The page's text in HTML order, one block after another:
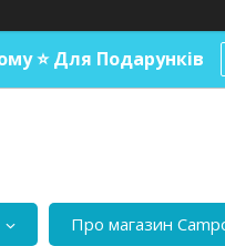
⭐️ Для Подарунків
Про магазин